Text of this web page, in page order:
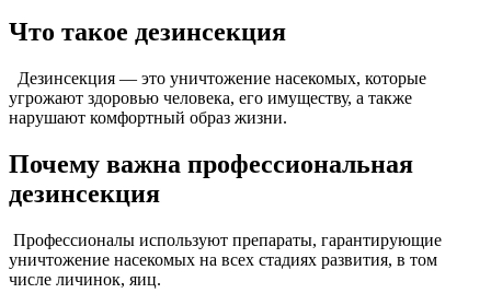
Что такое дезинсекция
Дезинсекция — это уничтожение насекомых, которые
угрожают здоровью человека, его имуществу, а также
нарушают комфортный образ жизни.
Почему важна профессиональная
дезинсекция
Профессионалы используют препараты, гарантирующие
уничтожение насекомых на всех стадиях развития, в том
числе личинок, яиц.